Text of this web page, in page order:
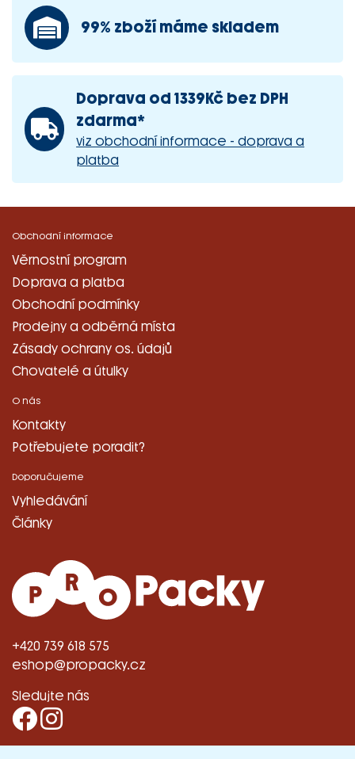
99% zboží máme skladem
Doprava od 1339Kč bez DPH
zdarma*
viz obchodní informace - doprava a
platba
+420 739 618 575
eshop@propacky.cz
Sledujte nás
Obchodní informace
Věrnostní program
Doprava a platba
Obchodní podmínky
Prodejny a odběrná místa
Zásady ochrany os. údajů
Chovatelé a útulky
O nás
Kontakty
Potřebujete poradit?
Doporučujeme
Vyhledávání
Články